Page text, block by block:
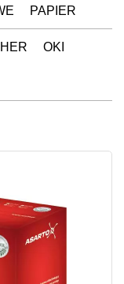
PAPIER
OKI